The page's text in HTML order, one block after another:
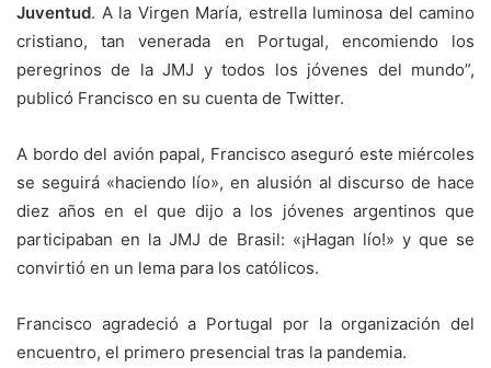
Juventud. A la Virgen María, estrella luminosa del camino
cristiano, tan venerada en Portugal, encomiendo los
peregrinos de la JMJ y todos los jóvenes del mundo”,
publicó Francisco en su cuenta de Twitter.
A bordo del avión papal, Francisco aseguró este miércoles
se seguirá «haciendo lío», en alusión al discurso de hace
diez años en el que dijo a los jóvenes argentinos que
participaban en la JMJ de Brasil: «¡Hagan lío!» y que se
convirtió en un lema para los católicos.
Francisco agradeció a Portugal por la organización del
encuentro, el primero presencial tras la pandemia.